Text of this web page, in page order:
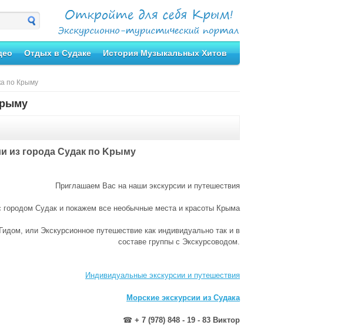
Отдых в Судаке История Музыкальных Хитов
по Крыму
из города Судaк по Kрыму
Приглашаем Вас на наши экскурсии и путешествия
Судaк и покажем все необычные места и красоты Крымa
или Экскурсионное путешествие как индивидуально так и в
составе группы с Экскурсоводом.
Индивидуальные экскурсии и путешествия
Морские экскурсии из Судака
☎ + 7 (978) 848 - 19 - 83 Виктор